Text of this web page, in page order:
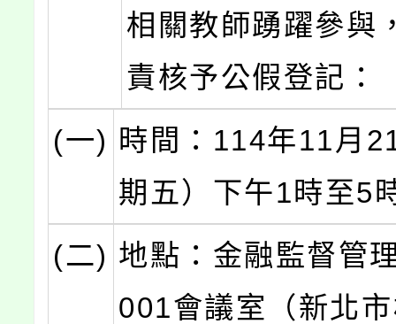
相關教師踴躍參與
責核予公假登記：
(一) 時間：114年11月
期五）下午1時至5
(二) 地點：金融監督管
001會議室（新北